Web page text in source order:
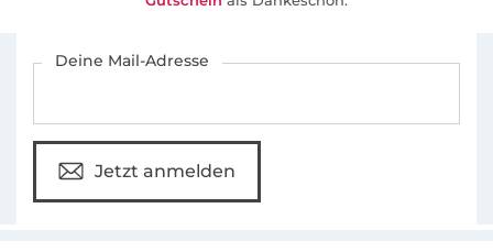
Deine Mail-Adresse
Jetzt anmelden